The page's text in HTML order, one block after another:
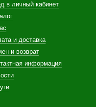
в личный кабинет
и доставка
и возврат
информация